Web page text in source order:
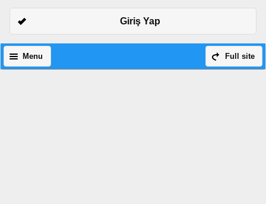
Giriş Yap
Full site
Menu